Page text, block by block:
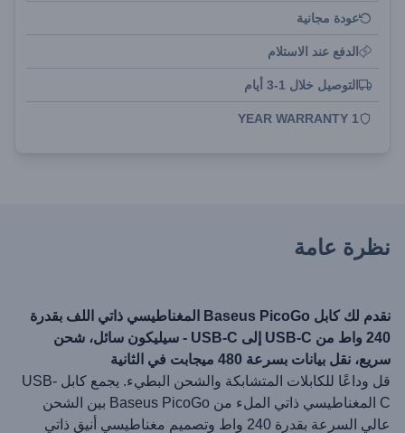
عودة مجانية
الدفع عند الاستلام
التوصيل خلال 1-3 أيام
1 YEAR WARRANTY
نظرة عامة
نقدم لك كابل Baseus PicoGo المغناطيسي ذاتي اللف بقدرة
240 واط من USB-C إلى USB-C - سيليكون سائل، شحن
سريع، نقل بيانات بسرعة 480 ميجابت في الثانية
قل وداعًا للكابلات المتشابكة والشحن البطيء. يجمع كابل USB-
C المغناطيسي ذاتي الملء من Baseus PicoGo بين الشحن
عالي السرعة بقدرة 240 واط وتصميم مغناطيسي أنيق ذاتي